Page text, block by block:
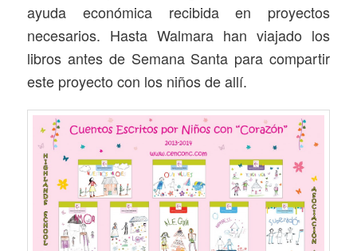
ayuda económica recibida en proyectos
necesarios. Hasta Walmara han viajado los
libros antes de Semana Santa para compartir
este proyecto con los niños de allí.